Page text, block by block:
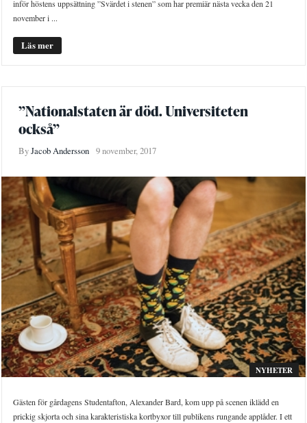
inför höstens uppsättning ”Svärdet i stenen” som har premiär nästa vecka den 21
november i ...
Läs mer
”Nationalstaten är död. Universiteten
också”
ByJacob Andersson 9 november, 2017
NYHETER
Gästen för gårdagens Studentafton, Alexander Bard, kom upp på scenen iklädd en
prickig skjorta och sina karakteristiska kortbyxor till publikens rungande applåder. I ett